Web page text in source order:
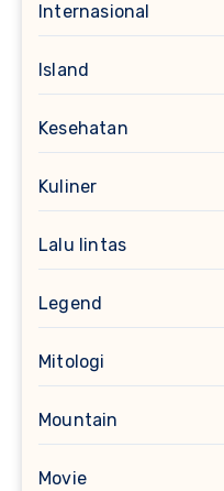
Internasional
Island
Kesehatan
Kuliner
Lalu lintas
Legend
Mitologi
Mountain
Movie